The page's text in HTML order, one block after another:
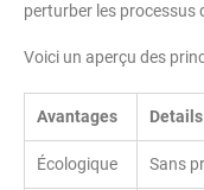
perturber les processus
Voici un aperçu des
Avantages Details
Écologique Sans